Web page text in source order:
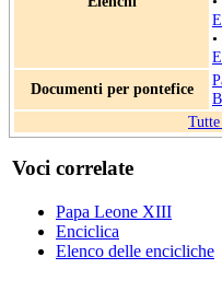
•
Documenti per pontefice
Voci correlate
Papa Leone XIII
Enciclica
Elenco delle encicliche